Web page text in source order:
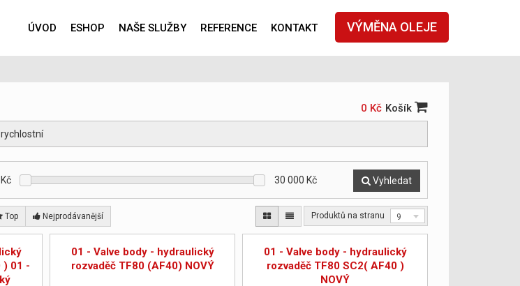
VÝMĚNA OLEJE
ÚVOD ESHOP NAŠE SLUŽBY REFERENCE KONTAKT
0 Kč Košík
Kč 30 000 Kč Vyhledat
Top Nejprodávanější Produktů na stranu 9
) 01 -
01 - Valve body - hydraulický
rozvaděč TF80 (AF40) NOVÝ
01 - Valve body - hydraulický
rozvaděč TF80 SC2( AF40 )
NOVÝ